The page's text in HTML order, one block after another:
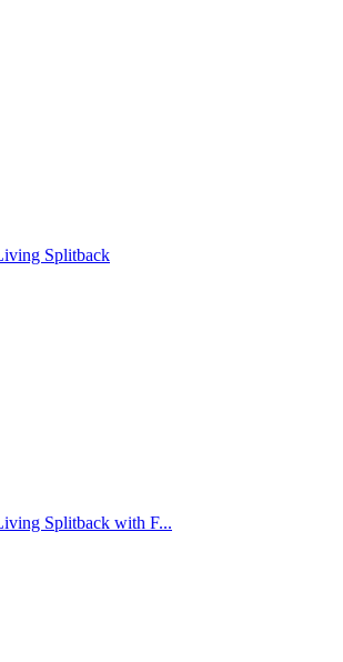
Splitback
Splitback with F...